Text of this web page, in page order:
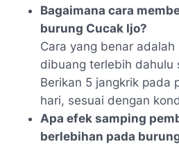
Bagaimana cara
burung Cucak Ijo?
Cara yang benar
dibuang terlebih dahulu
Berikan 5 jangkrik pada
hari, sesuai dengan
Apa efek samping
berlebihan pada